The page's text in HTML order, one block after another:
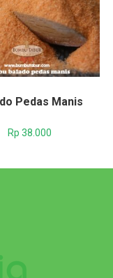
Pedas Manis
Rp 38.000